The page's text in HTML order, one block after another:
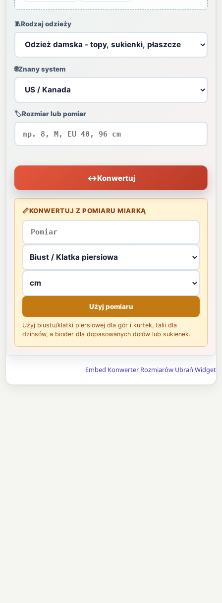
🧵Rodzaj odzieży
🌐Znany system
🏷️Rozmiar lub pomiar
↔Konwertuj
📏KONWERTUJ Z POMIARU MIARKĄ
Użyj pomiaru
Użyj biustu/klatki piersiowej dla gór i kurtek, talii dla
dżinsów, a bioder dla dopasowanych dołów lub sukienek.
Embed Konwerter Rozmiarów Ubrań Widget